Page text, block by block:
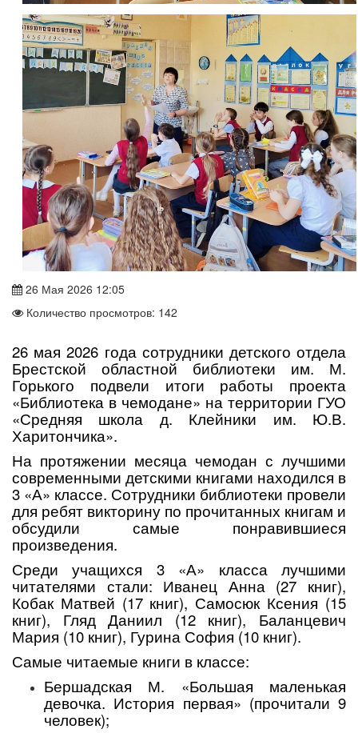
26 Мая 2026 12:05
Количество просмотров: 142
26 мая 2026 года сотрудники детского отдела
Брестской областной библиотеки им. М.
Горького подвели итоги работы проекта
«Библиотека в чемодане» на территории ГУО
«Средняя школа д. Клейники им. Ю.В.
Харитончика».
На протяжении месяца чемодан с лучшими
современными детскими книгами находился в
3 «А» классе. Сотрудники библиотеки провели
для ребят викторину по прочитанных книгам и
обсудили самые понравившиеся
произведения.
Среди учащихся 3 «А» класса лучшими
читателями стали: Иванец Анна (27 книг),
Кобак Матвей (17 книг), Самосюк Ксения (15
книг), Гляд Даниил (12 книг), Баланцевич
Мария (10 книг), Гурина София (10 книг).
Самые читаемые книги в классе:
Бершадская М. «Большая маленькая
девочка. История первая» (прочитали 9
человек);